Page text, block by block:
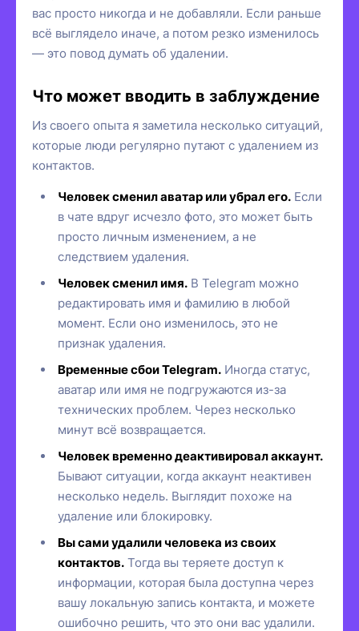
вас просто никогда и не добавляли. Если раньше
всё выглядело иначе, а потом резко изменилось
— это повод думать об удалении.
Что может вводить в заблуждение
Из своего опыта я заметила несколько ситуаций,
которые люди регулярно путают с удалением из
контактов.
Человек сменил аватар или убрал его. Если
в чате вдруг исчезло фото, это может быть
просто личным изменением, а не
следствием удаления.
Человек сменил имя. В Telegram можно
редактировать имя и фамилию в любой
момент. Если оно изменилось, это не
признак удаления.
Временные сбои Telegram. Иногда статус,
аватар или имя не подгружаются из-за
технических проблем. Через несколько
минут всё возвращается.
Человек временно деактивировал аккаунт.
Бывают ситуации, когда аккаунт неактивен
несколько недель. Выглядит похоже на
удаление или блокировку.
Вы сами удалили человека из своих
контактов. Тогда вы теряете доступ к
информации, которая была доступна через
вашу локальную запись контакта, и можете
ошибочно решить, что это они вас удалили.